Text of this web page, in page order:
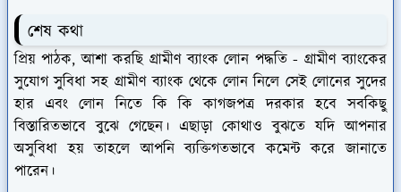
শেষ কথা
প্রিয় পাঠক, আশা করছি গ্রামীণ ব্যাংক লোন পদ্ধতি - গ্রামীণ ব্যাংকের
সুযোগ সুবিধা সহ গ্রামীণ ব্যাংক থেকে লোন নিলে সেই লোনের সুদের
হার এবং লোন নিতে কি কি কাগজপত্র দরকার হবে সবকিছু
বিস্তারিতভাবে বুঝে গেছেন। এছাড়া কোথাও বুঝতে যদি আপনার
অসুবিধা হয় তাহলে আপনি ব্যক্তিগতভাবে কমেন্ট করে জানাতে
পারেন।